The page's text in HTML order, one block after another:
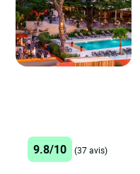
9.8/10 (37 avis)